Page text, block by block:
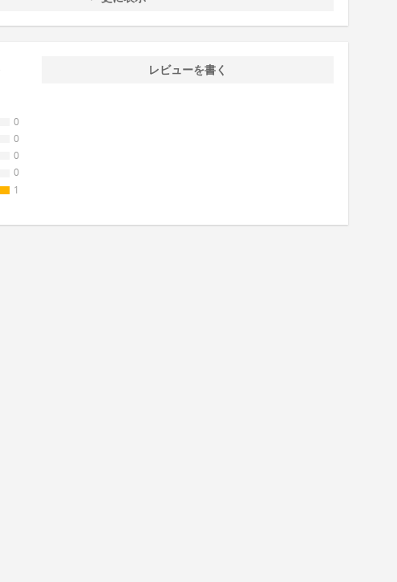
0
0
0
0
1
レビューを書く